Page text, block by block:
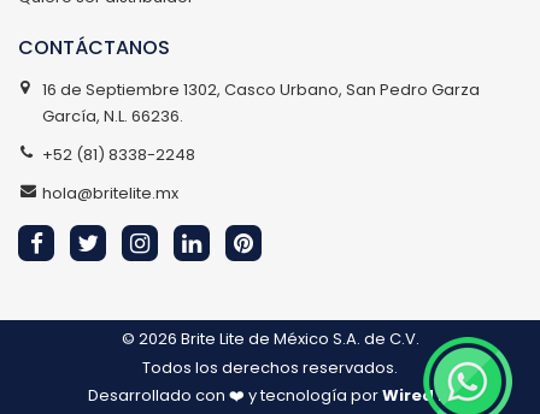
CONTÁCTANOS
16 de Septiembre 1302, Casco Urbano, San Pedro Garza
García, N.L. 66236.
+52 (81) 8338-2248
hola@britelite.mx
© 2026 Brite Lite de México S.A. de C.V.
Todos los derechos reservados.
Desarrollado con ❤️ y tecnología porWired IT